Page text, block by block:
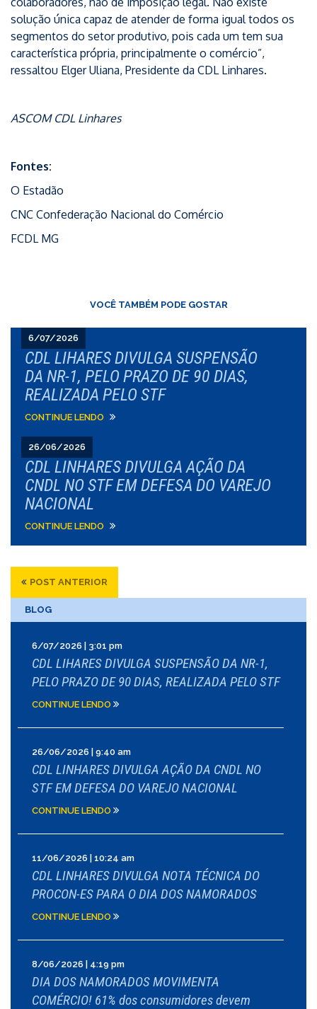
solução única capaz de atender de forma igual todos os
segmentos do setor produtivo, pois cada um tem sua
característica própria, principalmente o comércio”,
ressaltou Elger Uliana, Presidente da CDL Linhares.
ASCOM CDL Linhares
Fontes:
O Estadão
CNC Confederação Nacional do Comércio
FCDL MG
VOCÊ TAMBÉM PODE GOSTAR
6/07/2026
CDL LIHARES DIVULGA SUSPENSÃO
DA NR-1, PELO PRAZO DE 90 DIAS,
REALIZADA PELO STF
CONTINUE LENDO
26/06/2026
CDL LINHARES DIVULGA AÇÃO DA
CNDL NO STF EM DEFESA DO VAREJO
NACIONAL
CONTINUE LENDO
POST ANTERIOR
BLOG
6/07/2026 | 3:01 pm
CDL LIHARES DIVULGA SUSPENSÃO DA NR-1,
PELO PRAZO DE 90 DIAS, REALIZADA PELO STF
CONTINUE LENDO
26/06/2026 | 9:40 am
CDL LINHARES DIVULGA AÇÃO DA CNDL NO
STF EM DEFESA DO VAREJO NACIONAL
CONTINUE LENDO
11/06/2026 | 10:24 am
CDL LINHARES DIVULGA NOTA TÉCNICA DO
PROCON-ES PARA O DIA DOS NAMORADOS
CONTINUE LENDO
8/06/2026 | 4:19 pm
DIA DOS NAMORADOS MOVIMENTA
COMÉRCIO! 61% dos consumidores devem